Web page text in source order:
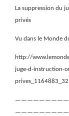
La suppression du
privés
Vu dans le Monde
http://
juge-d-instruction-